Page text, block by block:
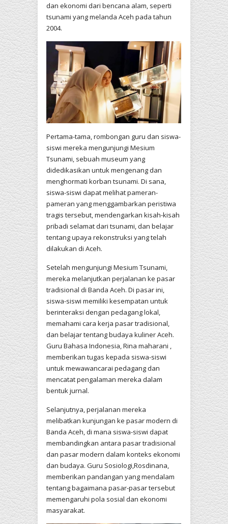
dan ekonomi dari bencana alam, seperti
tsunami yang melanda Aceh pada tahun
2004.
Pertama-tama, rombongan guru dan siswa-
siswi mereka mengunjungi Mesium
Tsunami, sebuah museum yang
didedikasikan untuk mengenang dan
menghormati korban tsunami. Di sana,
siswa-siswi dapat melihat pameran-
pameran yang menggambarkan peristiwa
tragis tersebut, mendengarkan kisah-kisah
pribadi selamat dari tsunami, dan belajar
tentang upaya rekonstruksi yang telah
dilakukan di Aceh.
Setelah mengunjungi Mesium Tsunami,
mereka melanjutkan perjalanan ke pasar
tradisional di Banda Aceh. Di pasar ini,
siswa-siswi memiliki kesempatan untuk
berinteraksi dengan pedagang lokal,
memahami cara kerja pasar tradisional,
dan belajar tentang budaya kuliner Aceh.
Guru Bahasa Indonesia, Rina maharani ,
memberikan tugas kepada siswa-siswi
untuk mewawancarai pedagang dan
mencatat pengalaman mereka dalam
bentuk jurnal.
Selanjutnya, perjalanan mereka
melibatkan kunjungan ke pasar modern di
Banda Aceh, di mana siswa-siswi dapat
membandingkan antara pasar tradisional
dan pasar modern dalam konteks ekonomi
dan budaya. Guru Sosiologi,Rosdinana,
memberikan pandangan yang mendalam
tentang bagaimana pasar-pasar tersebut
memengaruhi pola sosial dan ekonomi
masyarakat.